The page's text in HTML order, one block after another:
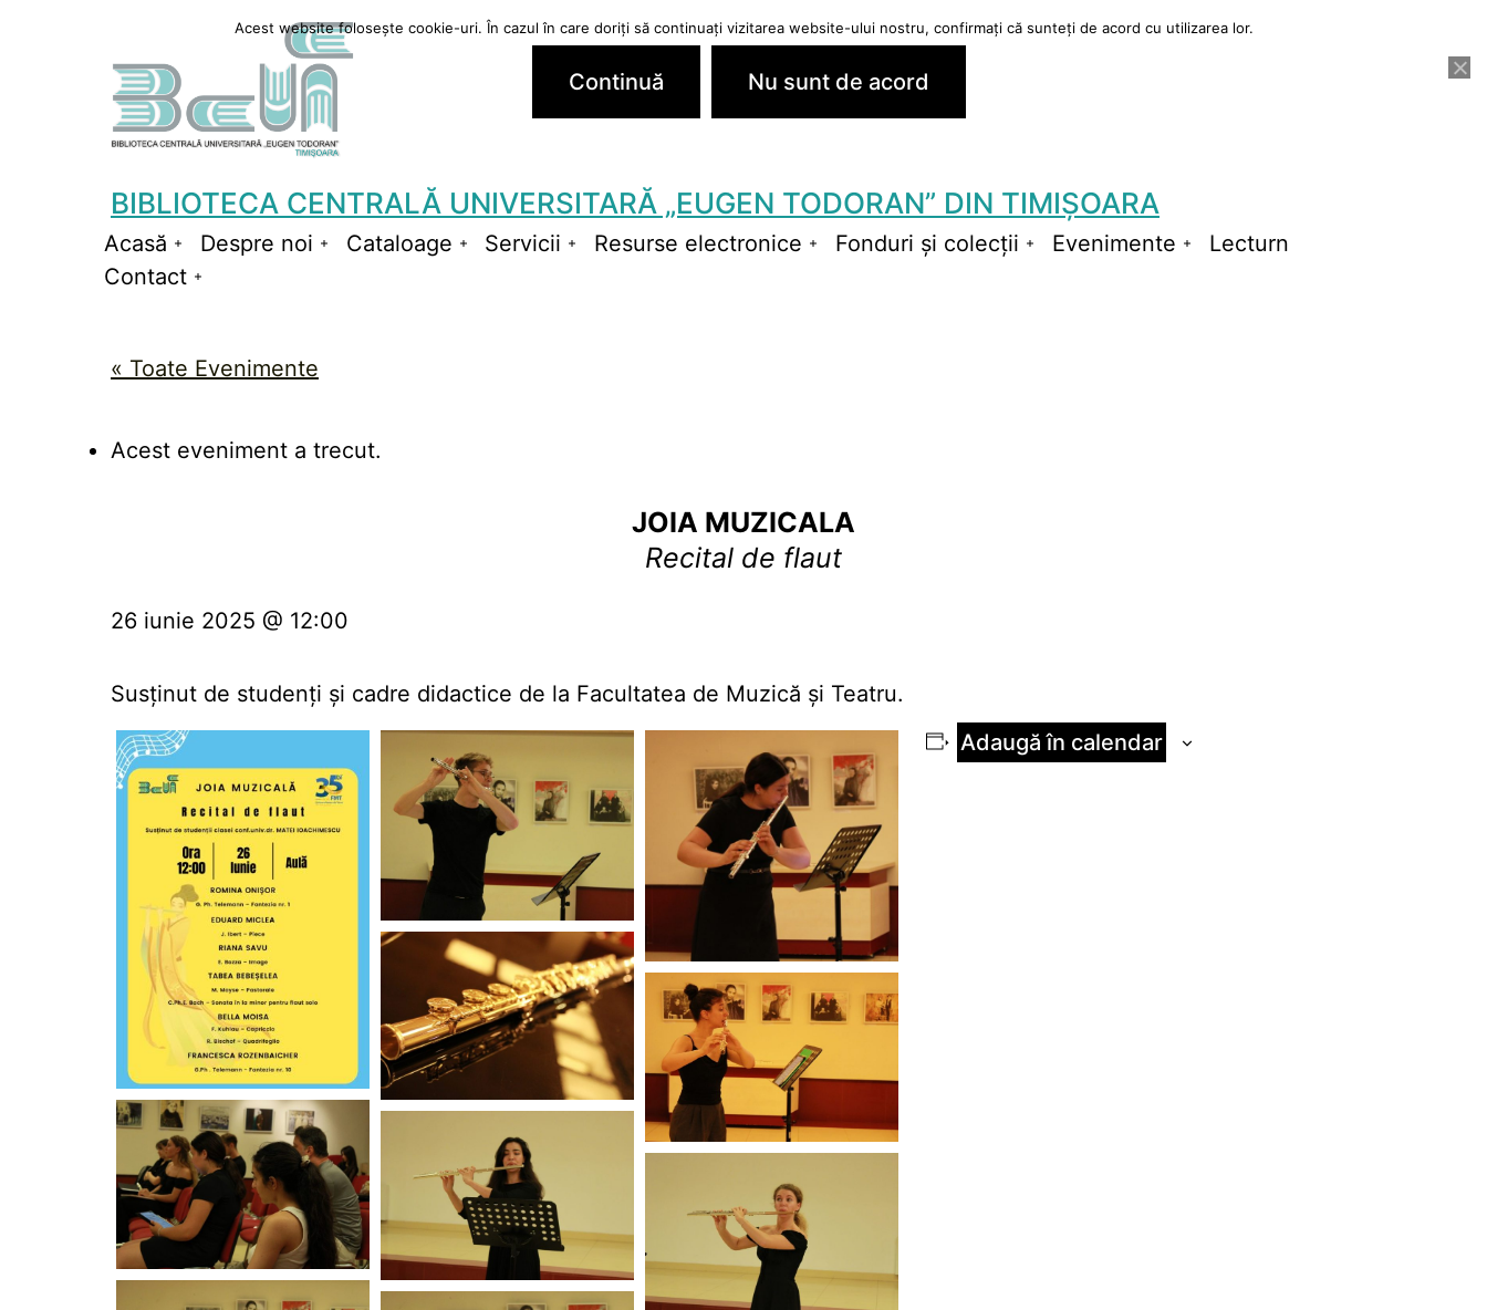
BIBLIOTECA CENTRALĂ UNIVERSITARĂ „EUGEN TODORAN” DIN TIMIȘOARA
Acasă
Deschide
meniul
Despre noi
Deschide
Cataloage
Deschide
Servicii
Deschide
Resurse electronice
Deschide
Fonduri și colecții
Deschide
Evenimente
Deschide
Lecturn
Contact
« Toate Evenimente
Acest eveniment a trecut.
JOIA MUZICALA
Recital de flaut
26 iunie 2025 @ 12:00
Susținut de studenți și cadre didactice de la Facultatea de Muzică și Teatru.
Adaugă în calendar
Acest website folosește cookie-uri. În cazul în care doriți să continuați vizitarea website-ului nostru, confirmați că sunteți de acord cu utilizarea lor.
Continuă Nu sunt de acord